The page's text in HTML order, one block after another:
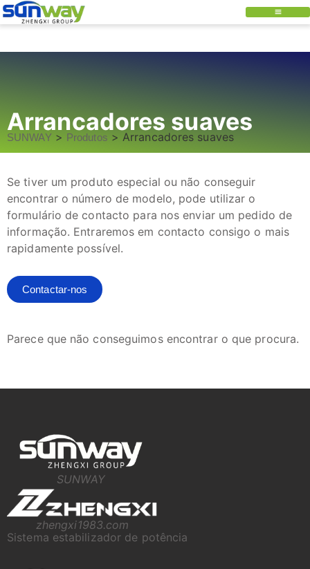
Arrancadores suaves
SUNWAY> Produtos > Arrancadores suaves
Se tiver um produto especial ou não conseguir
encontrar o número de modelo, pode utilizar o
formulário de contacto para nos enviar um pedido de
informação. Entraremos em contacto consigo o mais
rapidamente possível.
Contactar-nos
Parece que não conseguimos encontrar o que procura.
SUNWAY
zhengxi1983.com
Sistema estabilizador de potência